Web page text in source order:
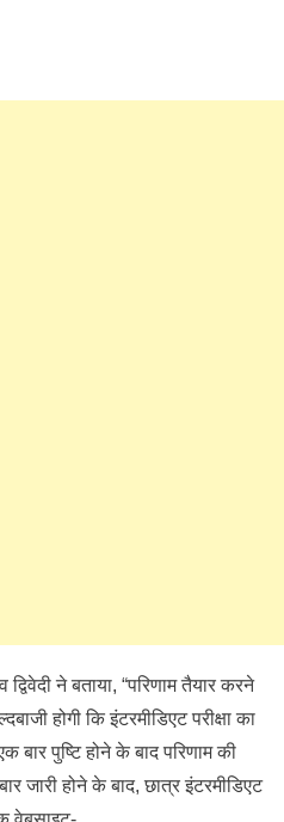
ने बताया, “परिणाम तैयार करने
होगी कि इंटरमीडिएट परीक्षा का
बार पुष्टि होने के बाद परिणाम की
जारी होने के बाद, छात्र इंटरमीडिएट